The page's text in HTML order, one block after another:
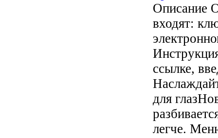
Описание
входят:
ссылке,
для
легче.